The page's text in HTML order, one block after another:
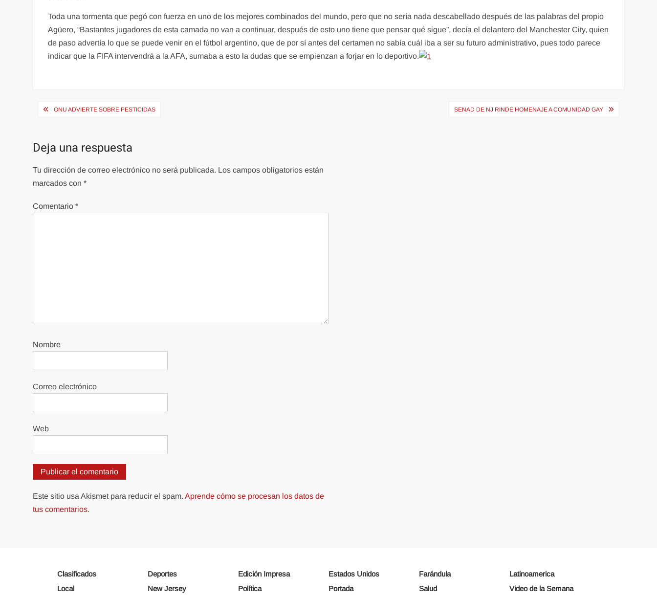
Toda una tormenta que pegó con fuerza en uno de los mejores combinados del mundo, pero que no sería nada descabellado después de las palabras del propio
Agüero, “Bastantes jugadores de esta camada no van a continuar, después de esto uno tiene que pensar qué sigue”, decía el delantero del Manchester City, quien
de paso advertía lo que se puede venir en el fútbol argentino, que de por sí antes del certamen no sabía cuál iba a ser su futuro administrativo, pues todo parece
indicar que la FIFA intervendrá a la AFA, sumaba a esto la dudas que se empienzan a forjar en lo deportivo.
Navegación
entradas
ONU ADVIERTE SOBRE PESTICIDAS SENAD DE NJ RINDE HOMENAJE A COMUNIDAD GAY
Deja una respuesta
Tu dirección de correo electrónico no será publicada. Los campos obligatorios están
marcados con*
Comentario*
Nombre
Correo electrónico
Web
Este sitio usa Akismet para reducir el spam.Aprende cómo se procesan los datos de
tus comentarios.
Clasificados Deportes Edición Impresa Estados Unidos Farándula
Latinoamerica
Local
New Jersey Política Portada Salud Video de la Semana